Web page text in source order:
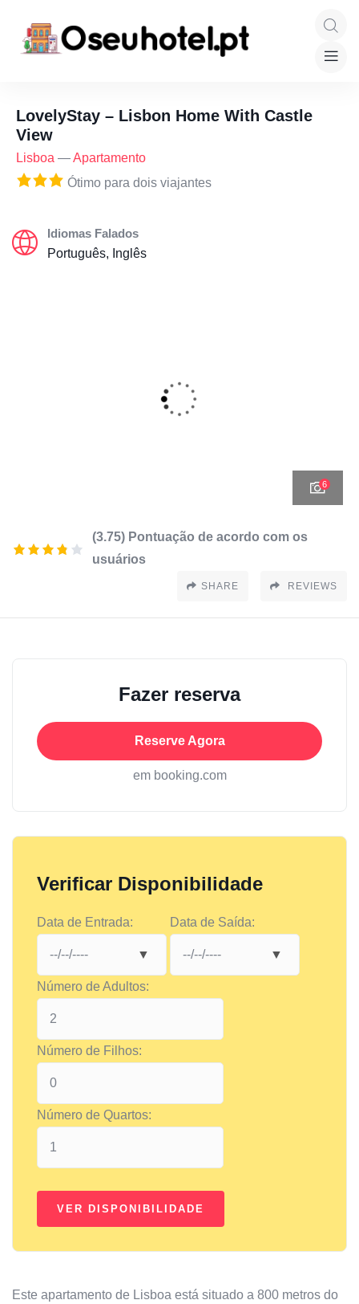
LovelyStay – Lisbon Home With Castle
View
Lisboa —Apartamento
Ótimo para dois viajantes
Idiomas Falados
Português, Inglês
6
(3.75) Pontuação de acordo com os
usuários
SHARE REVIEWS
Fazer reserva
Reserve Agora
em booking.com
Verificar Disponibilidade
Data de Entrada: Data de Saída:
Número de Adultos:
Número de Filhos:
Número de Quartos:
Este apartamento de Lisboa está situado a 800 metros do